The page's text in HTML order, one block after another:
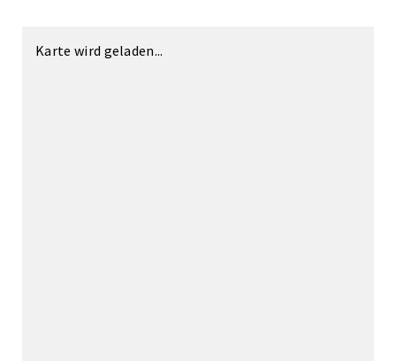
Karte wird geladen...